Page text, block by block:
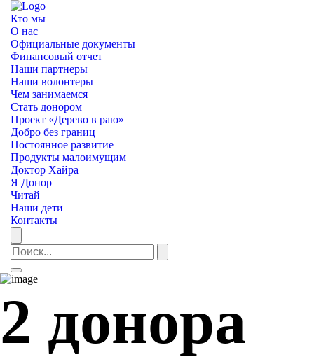
Кто мы
О нас
Официальные документы
Финансовый отчет
Наши партнеры
Наши волонтеры
Чем занимаемся
Стать донором
Проект «Дерево в раю»
Добро без границ
Постоянное развитие
Продукты малоимущим
Доктор Хайра
Я Донор
Читай
Наши дети
Контакты
2 донора